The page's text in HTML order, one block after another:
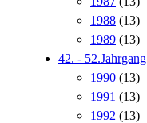
1988 (13)
1989 (13)
42. - 52.Jahrgang
1990 (13)
1991 (13)
1992 (13)